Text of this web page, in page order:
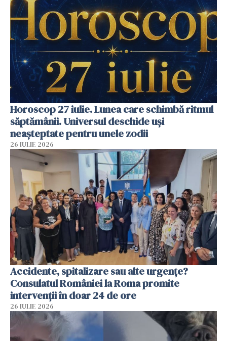
Horoscop 27 iulie. Lunea care schimbă ritmul
săptămânii. Universul deschide uși
neașteptate pentru unele zodii
26 IULIE 2026
Accidente, spitalizare sau alte urgențe?
Consulatul României la Roma promite
intervenții în doar 24 de ore
26 IULIE 2026